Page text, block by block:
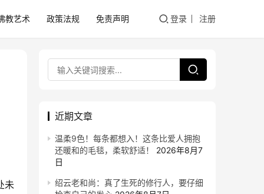
教艺术 政策法规 免责声明 登录 注册
未
近期文章
温柔9色！每条都想入！这条比爱人拥抱
还暖和的毛毯，柔软舒适！
2026年8月7
日
绍云老和尚：真了生死的修行人，要仔细